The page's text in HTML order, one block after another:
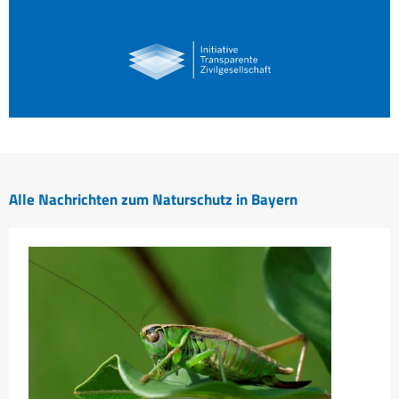
Alle Nachrichten zum Naturschutz in Bayern